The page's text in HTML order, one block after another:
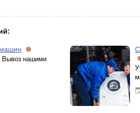
Вывоз нашими